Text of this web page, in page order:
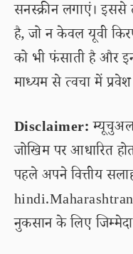
सनस्क्रीन लगाएं। इससे
है, जो न केवल यूवी
को भी फंसाती है और
माध्यम से त्वचा में
Disclaimer:
जोखिम पर आधारित
पहले अपने वित्तीय
नुकसान के लिए